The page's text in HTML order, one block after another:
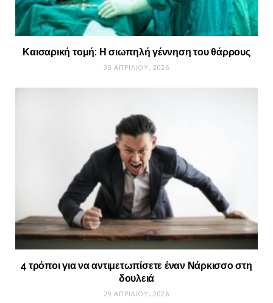
Καισαρική τομή: Η σιωπηλή γέννηση του θάρρους
30 ΑΠΡΙΛΊΟΥ, 2026
4 τρόποι για να αντιμετωπίσετε έναν Νάρκισσο στη
δουλειά
29 ΑΠΡΙΛΊΟΥ, 2026